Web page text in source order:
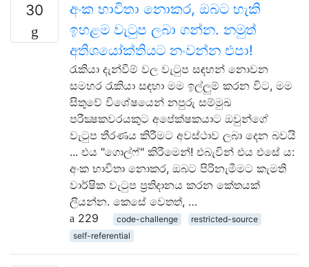
30
අංක භාවිතා නොකර, ඔබට හැකි
ඉහළම වැටුප ලබා ගන්න. නමුත්
අතිශයෝක්තියට නංවන්න එපා!
රැකියා දැන්වීම් වල වැටුප සඳහන් නොවන
සමහර රැකියා සඳහා මම ඉල්ලුම් කරන විට, මම
සිතුවේ විශේෂයෙන් නපුරු සම්මුඛ
පරීක්‍ෂකවරයකුට අපේක්ෂකයාට ඔවුන්ගේ
වැටුප තීරණය කිරීමට අවස්ථාව ලබා දෙන බවයි
... එය "ගොල්ෆ්" කිරීමෙන්! එබැවින් එය එසේ ය:
අංක භාවිතා නොකර, ඔබට පිරිනැමීමට කැමති
වාර්ෂික වැටුප ප්‍රතිදානය කරන කේතයක්
ලියන්න. කෙසේ වෙතත්, …
229
code-challenge
restricted-source
self-referential